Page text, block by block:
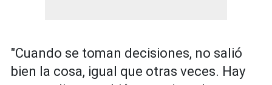
"Cuando se toman decisiones, no salió
bien la cosa, igual que otras veces. Hay